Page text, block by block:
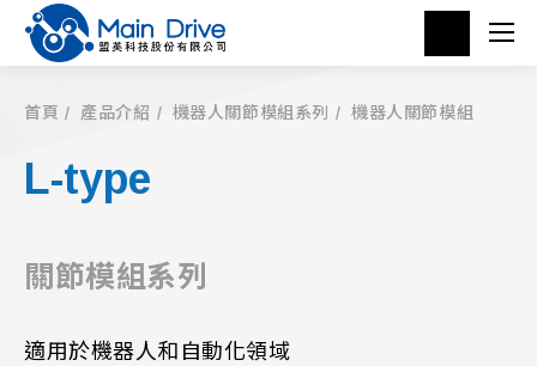
首頁 產品介紹 機器人關節模組系列 機器人關節模組
L-type
關節模組系列
適用於機器人和自動化領域